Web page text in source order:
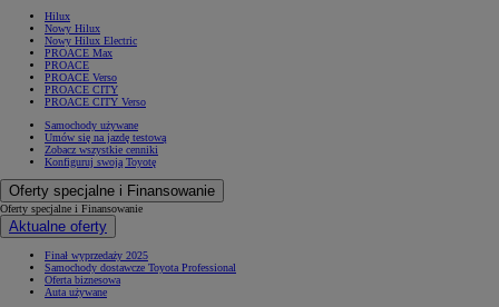
Hilux
Nowy Hilux
Nowy Hilux Electric
PROACE Max
PROACE
PROACE Verso
PROACE CITY
PROACE CITY Verso
Samochody używane
Umów się na jazdę testową
Zobacz wszystkie cenniki
Konfiguruj swoją Toyotę
Oferty specjalne i Finansowanie
Oferty specjalne i Finansowanie
Aktualne oferty
Finał wyprzedaży 2025
Samochody dostawcze Toyota Professional
Oferta biznesowa
Auta używane